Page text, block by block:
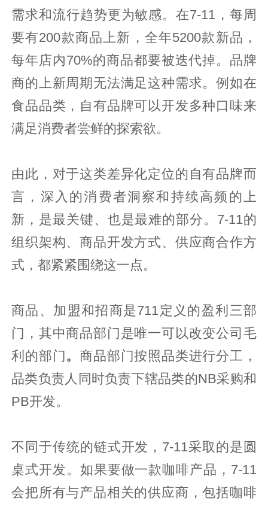
需求和流行趋势更为敏感。在7-11，每周
要有200款商品上新，全年5200款新品，
每年店内70%的商品都要被迭代掉。品牌
商的上新周期无法满足这种需求。例如在
食品品类，自有品牌可以开发多种口味来
满足消费者尝鲜的探索欲。
由此，对于这类差异化定位的自有品牌而
言，深入的消费者洞察和持续高频的上
新，是最关键、也是最难的部分。7-11的
组织架构、商品开发方式、供应商合作方
式，都紧紧围绕这一点。
商品、加盟和招商是711定义的盈利三部
门，其中商品部门是唯一可以改变公司毛
利的部门 。商品部门按照品类进行分工，
品类负责人同时负责下辖品类的NB采购和
PB开发。
不同于传统的链式开发，7-11采取的是圆
桌式开发。如果要做一款咖啡产品，7-11
会把所有与产品相关的供应商，包括咖啡